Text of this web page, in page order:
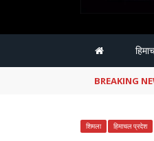
BREAKING
शिमला हिमाचल प्रदेश